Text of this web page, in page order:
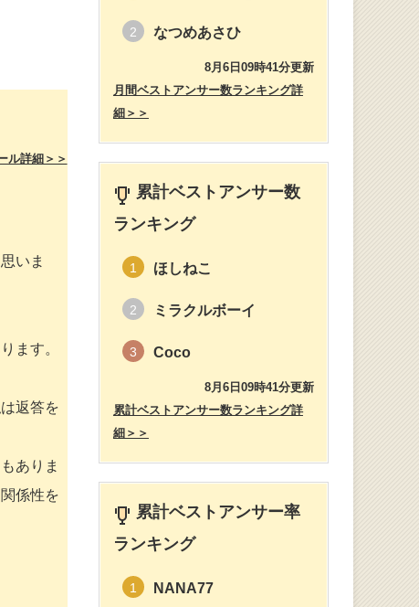
ル詳細＞＞
いま
ます。
返答を
ありま
係性を
2 なつめあさひ
8月6日09時41分更新
月間ベストアンサー数ランキング詳
細＞＞
累計ベストアンサー数
ランキング
1 ほしねこ
2 ミラクルボーイ
3 Coco
8月6日09時41分更新
累計ベストアンサー数ランキング詳
細＞＞
累計ベストアンサー率
ランキング
1 NANA77